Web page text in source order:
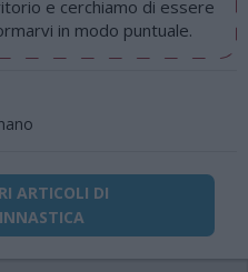
e cerchiamo di essere
in modo puntuale.
ARTICOLI DI